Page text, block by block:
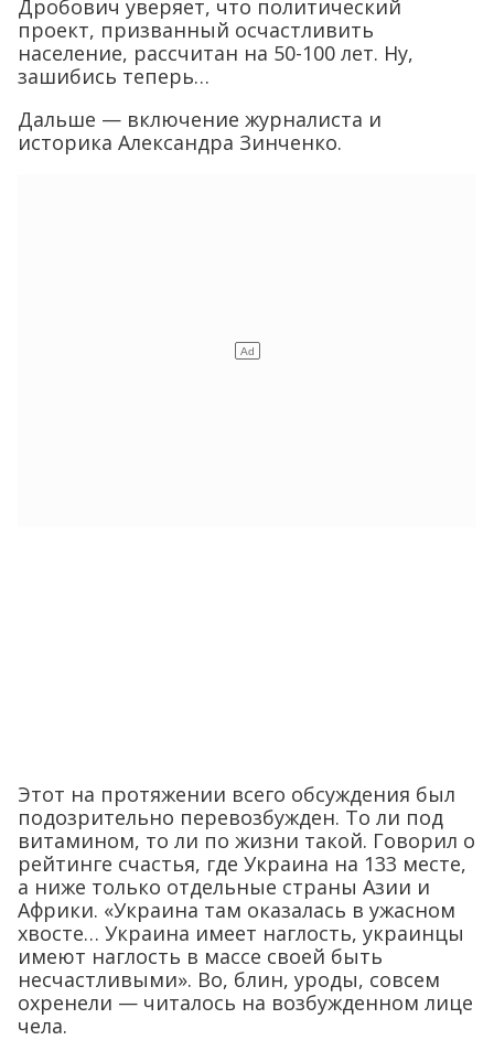
Дробович уверяет, что политический
проект, призванный осчастливить
население, рассчитан на 50-100 лет. Ну,
зашибись теперь…
Дальше — включение журналиста и
историка Александра Зинченко.
Этот на протяжении всего обсуждения был
подозрительно перевозбужден. То ли под
витамином, то ли по жизни такой. Говорил о
рейтинге счастья, где Украина на 133 месте,
а ниже только отдельные страны Азии и
Африки. «Украина там оказалась в ужасном
хвосте… Украина имеет наглость, украинцы
имеют наглость в массе своей быть
несчастливыми». Во, блин, уроды, совсем
охренели — читалось на возбужденном лице
чела.